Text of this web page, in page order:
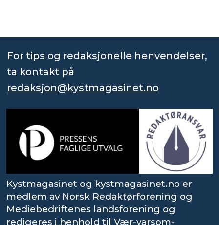
For tips og redaksjonelle henvendelser,
ta kontakt på
redaksjon@kystmagasinet.no
Kystmagasinet og kystmagasinet.no er
medlem av Norsk Redaktørforening og
Mediebedriftenes landsforening og
redigeres i henhold til Vær-varsom-